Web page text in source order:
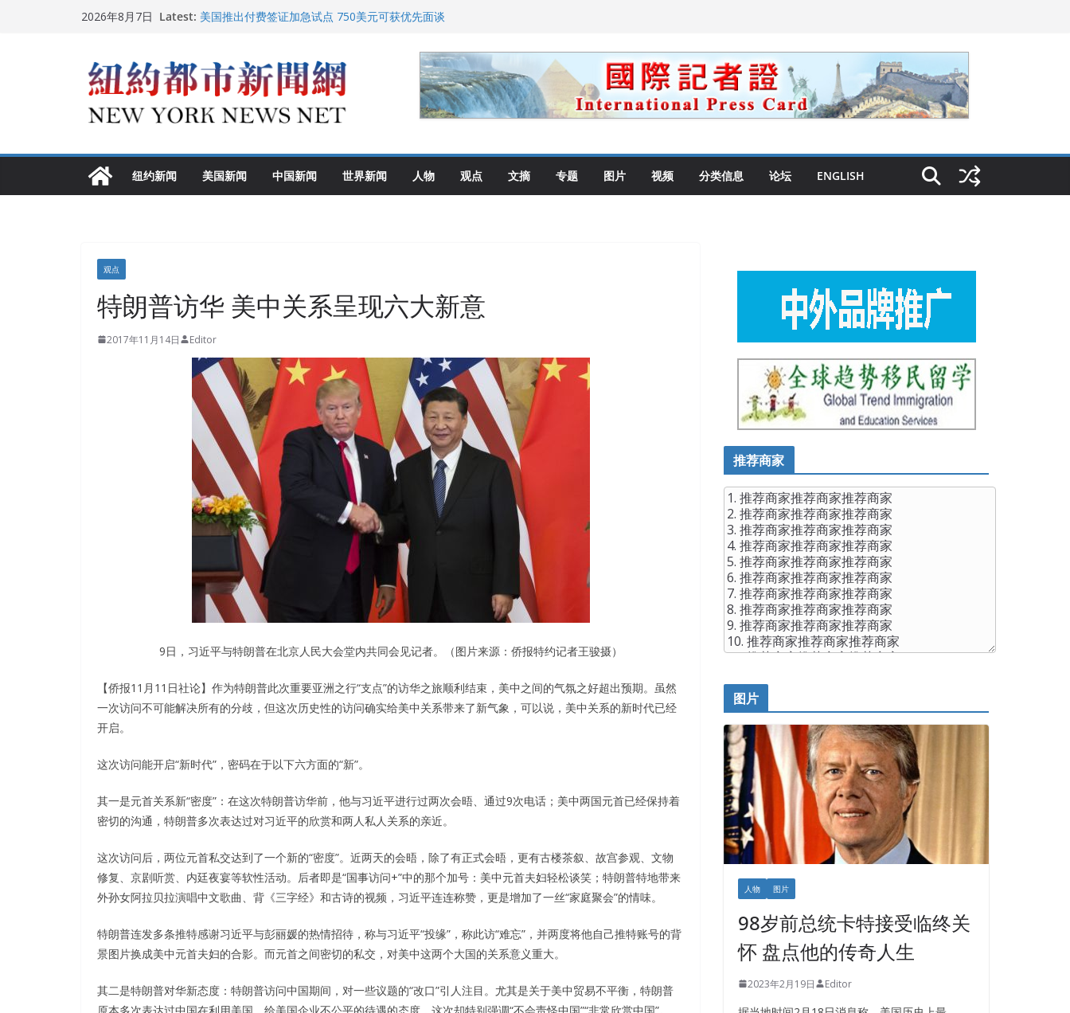
2026年8月7日 Latest: 美国推出付费签证加急试点 750美元可获优先面谈
FBI联合纽约警方突袭多名警界高层住所 涉纽约警察局腐败刑事
调查
中国驻美国大使谢锋邀请美国老教师罗纳德·萨科尔斯基再次访华
纽约新闻 美国新闻 中国新闻 世界新闻 人物 观点 文摘 专题 图片 视频 分类信息 论坛 ENGLISH
观点
特朗普访华 美中关系呈现六大新意
2017年11月14日 Editor
9日，习近平与特朗普在北京人民大会堂内共同会见记者。（图片来源：侨报特约记者王骏摄）
【侨报11月11日社论】作为特朗普此次重要亚洲之行“支点”的访华之旅顺利结束，美中之间的气氛之好超出预期。虽然
一次访问不可能解决所有的分歧，但这次历史性的访问确实给美中关系带来了新气象，可以说，美中关系的新时代已经
开启。
这次访问能开启“新时代”，密码在于以下六方面的“新”。
其一是元首关系新“密度”：在这次特朗普访华前，他与习近平进行过两次会晤、通过9次电话；美中两国元首已经保持着
密切的沟通，特朗普多次表达过对习近平的欣赏和两人私人关系的亲近。
这次访问后，两位元首私交达到了一个新的“密度”。近两天的会晤，除了有正式会晤，更有古楼茶叙、故宫参观、文物
修复、京剧听赏、内廷夜宴等软性活动。后者即是“国事访问+”中的那个加号：美中元首夫妇轻松谈笑；特朗普特地带来
外孙女阿拉贝拉演唱中文歌曲、背《三字经》和古诗的视频，习近平连连称赞，更是增加了一丝“家庭聚会”的情味。
特朗普连发多条推特感谢习近平与彭丽媛的热情招待，称与习近平“投缘”，称此访“难忘”，并两度将他自己推特账号的背
景图片换成美中元首夫妇的合影。而元首之间密切的私交，对美中这两个大国的关系意义重大。
其二是特朗普对华新态度：特朗普访问中国期间，对一些议题的“改口”引人注目。尤其是关于美中贸易不平衡，特朗普
原本多次表达过中国在利用美国、给美国企业不公平的待遇的态度，这次却特别强调“不会责怪中国”“非常欣赏中国”。
推荐商家
图片
人物 图片
98岁前总统卡特接受临终关
怀 盘点他的传奇人生
2023年2月19日 Editor